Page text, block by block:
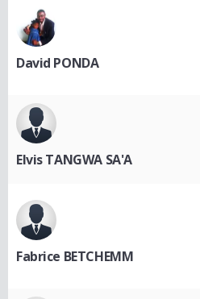
David PONDA
Elvis TANGWA SA'A
Fabrice BETCHEMM